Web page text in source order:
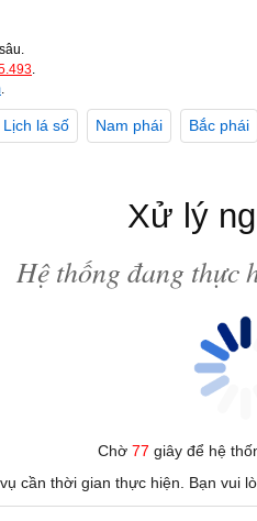
.
.
Lịch lá số Nam phái Bắc phái
Xử lý
Hệ thống đang thực
Chờ 77 giây để hệ
cần thời gian thực hiện. Bạn vui